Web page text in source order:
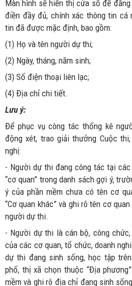
Màn hình sẽ hiển thị cửa sổ để
điền đầy đủ, chính xác thông tin cá
tin đã được mặc định, bao gồm:
(1) Họ và tên người dự thi;
(2) Ngày, tháng, năm sinh;
(3) Số điện thoại liên lạc;
(4) Địa chỉ chi tiết.
Lưu ý:
Để phục vụ công tác thống kê
động xét, trao giải thưởng Cuộc
nghị:
- Người dự thi đang công tác tại
“cơ quan” trong danh sách gợi ý,
ý của phần mềm chưa có tên cơ
“Cơ quan khác” và ghi rõ tên cơ
người dự thi.
- Người dự thi là cán bộ, công
của các cơ quan, tổ chức, doanh
dự thi đang sinh sống, học tập
phố, thị xã chọn thuộc “Địa
mềm và ghi rõ địa chỉ đang sinh